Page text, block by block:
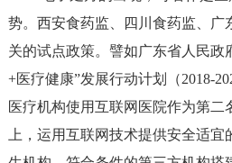
势。西安食药监、四川食药监、广
关的试点政策。譬如广东省人民政
+医疗健康”发展行动计划（2018-
医疗机构使用互联网医院作为第二
上，运用互联网技术提供安全适宜